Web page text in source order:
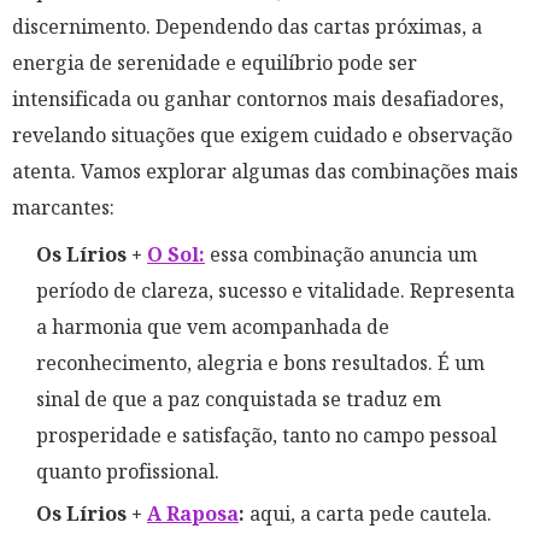
discernimento. Dependendo das cartas próximas, a
energia de serenidade e equilíbrio pode ser
intensificada ou ganhar contornos mais desafiadores,
revelando situações que exigem cuidado e observação
atenta. Vamos explorar algumas das combinações mais
marcantes:
Os Lírios + O Sol: essa combinação anuncia um
período de clareza, sucesso e vitalidade. Representa
a harmonia que vem acompanhada de
reconhecimento, alegria e bons resultados. É um
sinal de que a paz conquistada se traduz em
prosperidade e satisfação, tanto no campo pessoal
quanto profissional.
Os Lírios + A Raposa: aqui, a carta pede cautela.